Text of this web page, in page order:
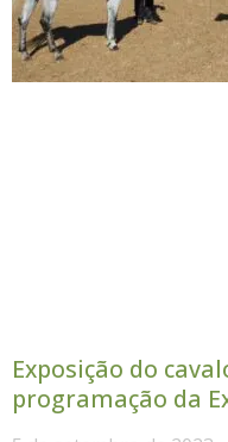
Exposição do
programação da